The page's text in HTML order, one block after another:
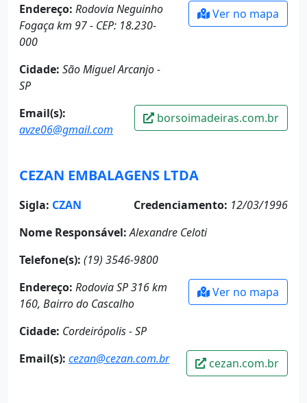
Endereço: Rodovia Neguinho
Fogaça km 97 - CEP: 18.230-
000
Cidade: São Miguel Arcanjo -
SP
Ver no mapa
Email(s):
avze06@gmail.com
borsoimadeiras.com.br
CEZAN EMBALAGENS LTDA
Sigla: CZAN Credenciamento: 12/03/1996
Nome Responsável: Alexandre Celoti
Telefone(s): (19) 3546-9800
Endereço: Rodovia SP 316 km
160, Bairro do Cascalho
Cidade: Cordeirópolis - SP
Ver no mapa
Email(s): cezan@cezan.com.br cezan.com.br